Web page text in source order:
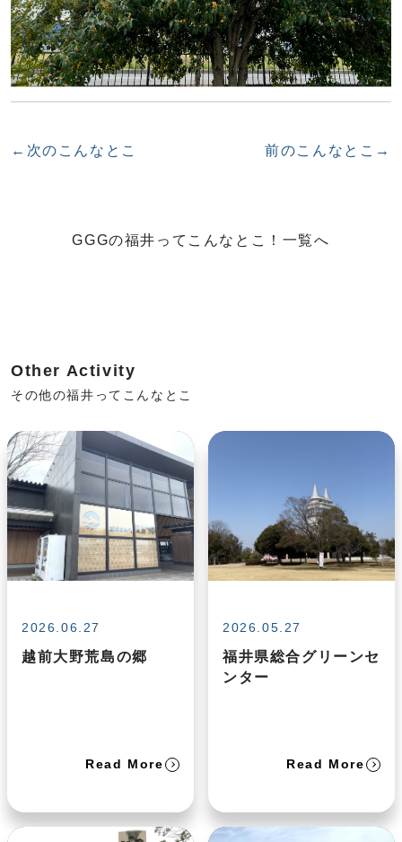
←次のこんなとこ 前のこんなとこ→
GGGの福井ってこんなとこ！一覧へ
Other Activity
その他の福井ってこんなとこ
2026.06.27
越前大野荒島の郷
Read More
2026.05.27
福井県総合グリーンセ
ンター
Read More